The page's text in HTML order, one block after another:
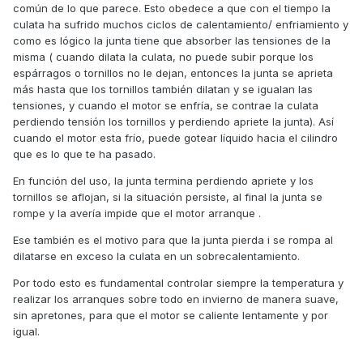
El jueves por la mañana ya no quiso encender de nuevo.
Aviso a la grúa y entrego la moto a las 14:00 después de
coordinar con el taller la entrada.
Antes de la última hora de la tarde les pregunto cómo va y
me dicen que están comprobando que no haya salido mala
la bujía cambiada y que seguramente estaría allí el viernes
entero. Por la tarde del viernes no trabajan ocurrió lo que
me temía, hasta el lunes.
llamaron para decirme "la avería por la que no enciende es
porque observan gotas de agua en la bujía y que eso es
junta de culata". Que después de varios días da tiempo a
A ver cómo me explican que a mí de un día para otro me
En fin, parece ser que no es el peor de los escenarios y me
han presupuestado la reparación por algo menos de 180€.
común de lo que parece. Esto obedece a que con el tiempo la
culata ha sufrido muchos ciclos de calentamiento/ enfriamiento y
como es lógico la junta tiene que absorber las tensiones de la
misma ( cuando dilata la culata, no puede subir porque los
espárragos o tornillos no le dejan, entonces la junta se aprieta
más hasta que los tornillos también dilatan y se igualan las
tensiones, y cuando el motor se enfría, se contrae la culata
perdiendo tensión los tornillos y perdiendo apriete la junta). Así
cuando el motor esta frío, puede gotear líquido hacia el cilindro
que es lo que te ha pasado.
En función del uso, la junta termina perdiendo apriete y los
tornillos se aflojan, si la situación persiste, al final la junta se
rompe y la avería impide que el motor arranque .
Ese también es el motivo para que la junta pierda i se rompa al
dilatarse en exceso la culata en un sobrecalentamiento.
Por todo esto es fundamental controlar siempre la temperatura y
realizar los arranques sobre todo en invierno de manera suave,
sin apretones, para que el motor se caliente lentamente y por
igual.